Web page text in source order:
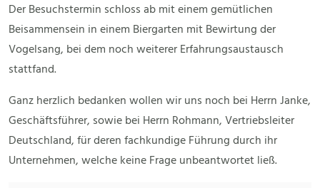
Der Besuchstermin schloss ab mit einem gemütlichen
Beisammensein in einem Biergarten mit Bewirtung der
Vogelsang, bei dem noch weiterer Erfahrungsaustausch
stattfand.
Ganz herzlich bedanken wollen wir uns noch bei Herrn Janke,
Geschäftsführer, sowie bei Herrn Rohmann, Vertriebsleiter
Deutschland, für deren fachkundige Führung durch ihr
Unternehmen, welche keine Frage unbeantwortet ließ.